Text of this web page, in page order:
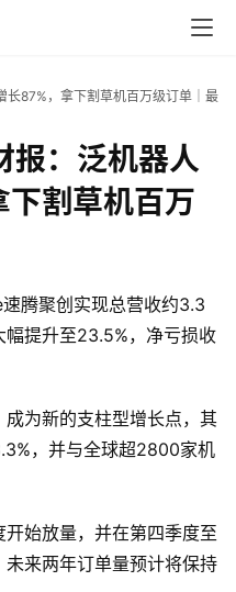
长87%，拿下割草机百万级订单｜最
报：泛机器人
割草机百万
腾聚创实现总营收约3.3
提升至23.5%，净亏损收
为新的支柱型增长点，其
，并与全球超2800家机
始放量，并在第四季度至
来两年订单量预计将保持